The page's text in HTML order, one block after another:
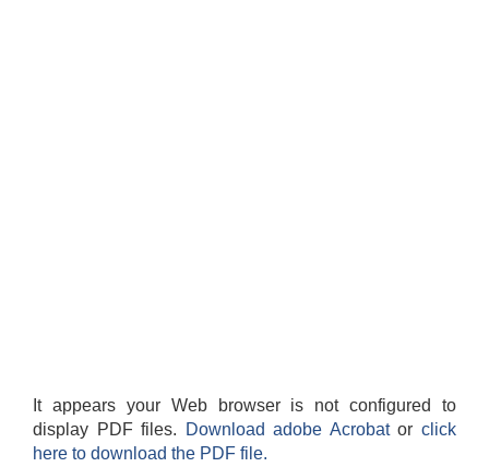
It appears your Web browser is not configured to
display PDF files.
Download adobe Acrobatorclick
here to download the PDF file.